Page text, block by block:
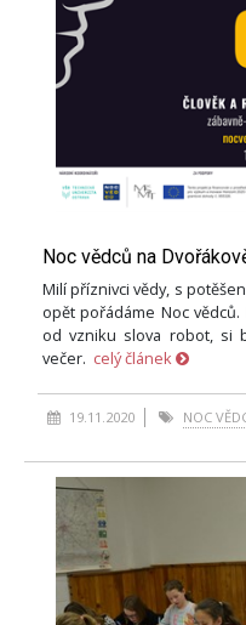
Noc vědců na
Milí příznivci vědy, s
opět pořádáme Noc
od vzniku slova robot, si
večer. celý článek
19.11.2020 NOC